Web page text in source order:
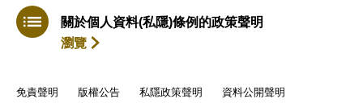
關於個人資料(私隱)條例的政策聲明
瀏覽
免責聲明 版權公告 私隱政策聲明 資料公開聲明